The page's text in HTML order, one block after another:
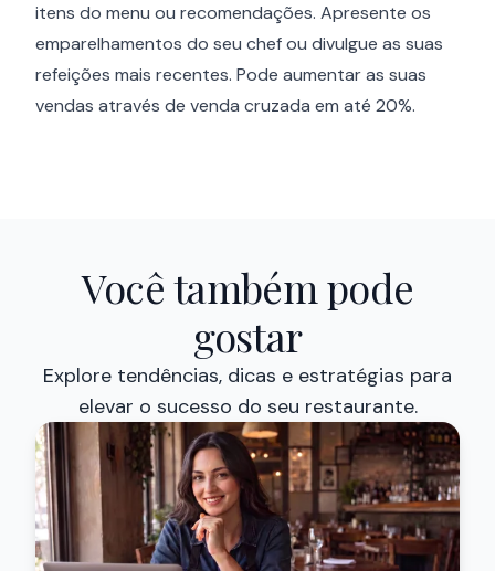
itens do menu ou recomendações. Apresente os
emparelhamentos do seu chef ou divulgue as suas
refeições mais recentes. Pode aumentar as suas
vendas através de venda cruzada em até 20%.
Você também pode
gostar
Explore tendências, dicas e estratégias para
elevar o sucesso do seu restaurante.